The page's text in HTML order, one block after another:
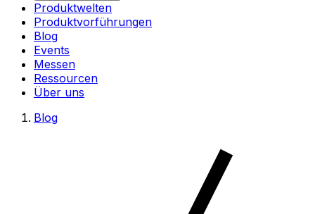
Produktwelten
Produktvorführungen
Blog
Events
Messen
Ressourcen
Über uns
Blog